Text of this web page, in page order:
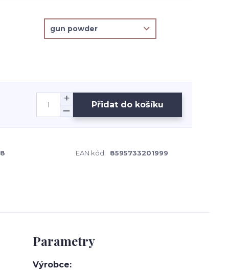
Přidat do košíku
EAN kód: 8595733201999
Parametry
Výrobce